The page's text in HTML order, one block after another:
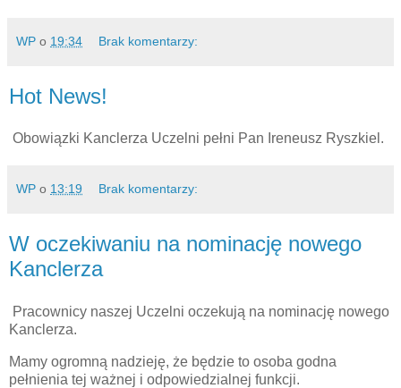
WP o 19:34 Brak komentarzy:
Hot News!
Obowiązki Kanclerza Uczelni pełni Pan Ireneusz Ryszkiel.
WP o 13:19 Brak komentarzy:
W oczekiwaniu na nominację nowego
Kanclerza
Pracownicy naszej Uczelni oczekują na nominację nowego
Kanclerza.
Mamy ogromną nadzieję, że będzie to osoba godna
pełnienia tej ważnej i odpowiedzialnej funkcji.